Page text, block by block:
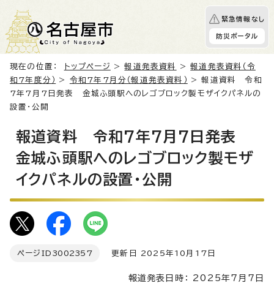
緊急情報なし
防災ポータル
現在の位置： トップページ >報道発表資料 >報道発表資料（令
和7年度分）
> 令和7年7月分（報道発表資料）
> 報道資料 令和
7年7月7日発表 金城ふ頭駅へのレゴブロック製モザイクパネルの
設置・公開
報道資料 令和7年7月7日発表
金城ふ頭駅へのレゴブロック製モザ
イクパネルの設置・公開
ページID 3002357 更新日 2025年10月17日
報道発表日時： 2025年7月7日